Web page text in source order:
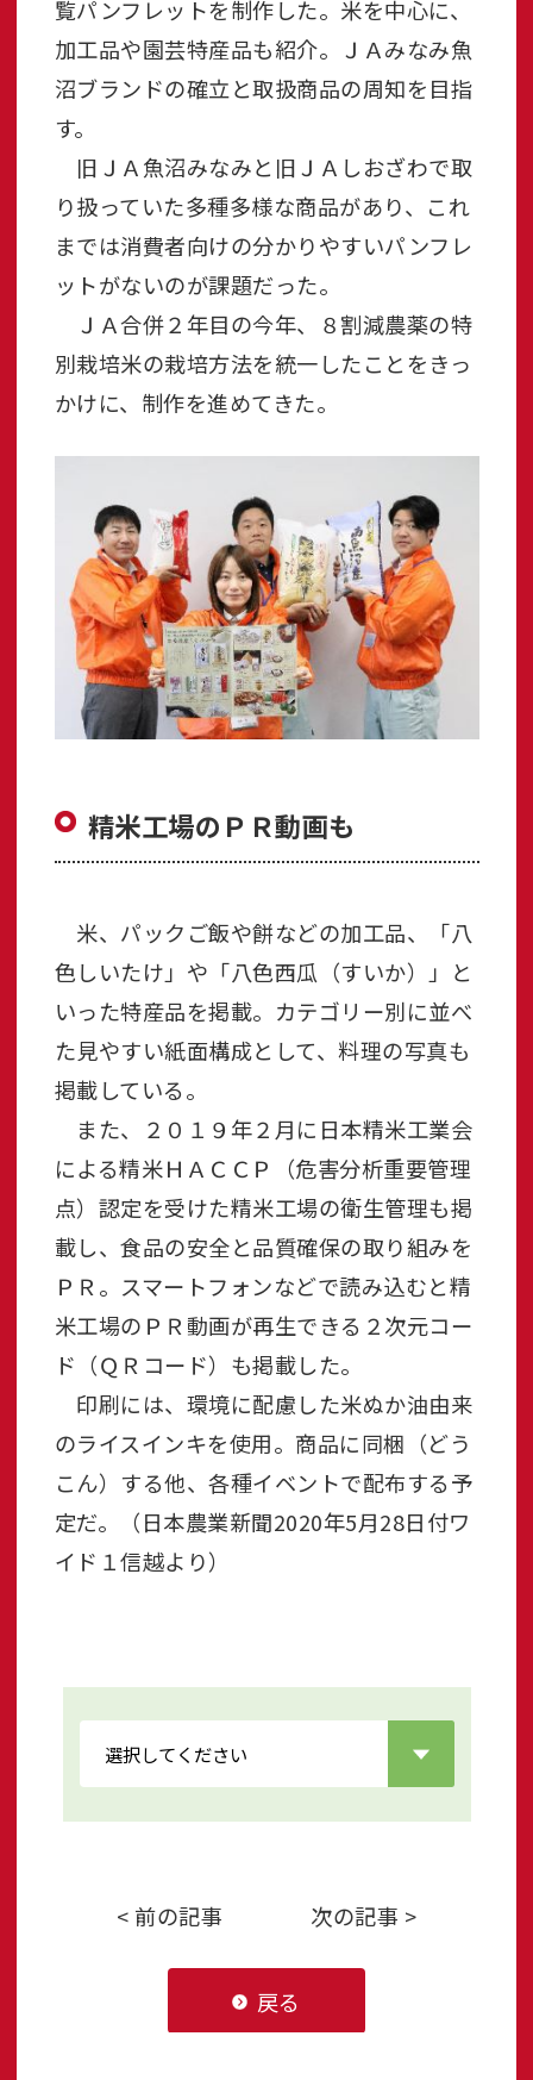
覧パンフレットを制作した。米を中心に、
加工品や園芸特産品も紹介。ＪＡみなみ魚
沼ブランドの確立と取扱商品の周知を目指
す。
旧ＪＡ魚沼みなみと旧ＪＡしおざわで取
り扱っていた多種多様な商品があり、これ
までは消費者向けの分かりやすいパンフレ
ットがないのが課題だった。
ＪＡ合併２年目の今年、８割減農薬の特
別栽培米の栽培方法を統一したことをきっ
かけに、制作を進めてきた。
精米工場のＰＲ動画も
米、パックご飯や餅などの加工品、「八
色しいたけ」や「八色西瓜（すいか）」と
いった特産品を掲載。カテゴリー別に並べ
た見やすい紙面構成として、料理の写真も
掲載している。
また、２０１９年２月に日本精米工業会
による精米ＨＡＣＣＰ（危害分析重要管理
点）認定を受けた精米工場の衛生管理も掲
載し、食品の安全と品質確保の取り組みを
ＰＲ。スマートフォンなどで読み込むと精
米工場のＰＲ動画が再生できる２次元コー
ド（ＱＲコード）も掲載した。
印刷には、環境に配慮した米ぬか油由来
のライスインキを使用。商品に同梱（どう
こん）する他、各種イベントで配布する予
定だ。（日本農業新聞2020年5月28日付ワ
イド１信越より）
< 前の記事 次の記事 >
戻る